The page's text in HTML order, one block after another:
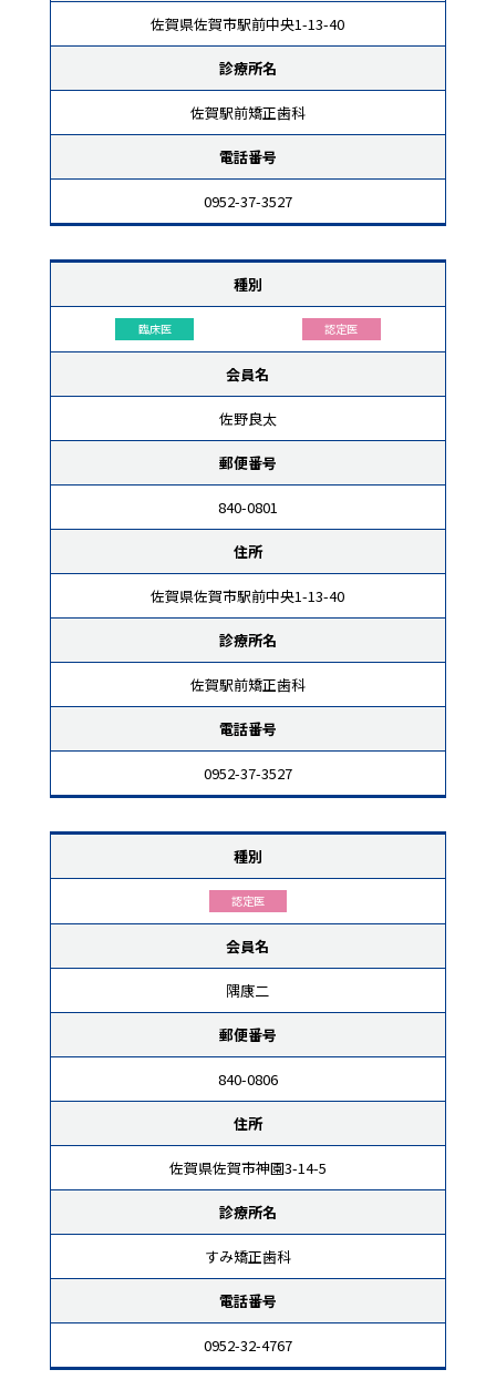
佐賀県佐賀市駅前中央1-13-40
診療所名
佐賀駅前矯正歯科
電話番号
0952-37-3527
種別
臨床医 認定医
会員名
佐野良太
郵便番号
840-0801
住所
佐賀県佐賀市駅前中央1-13-40
診療所名
佐賀駅前矯正歯科
電話番号
0952-37-3527
種別
認定医
会員名
隅康二
郵便番号
840-0806
住所
佐賀県佐賀市神園3-14-5
診療所名
すみ矯正歯科
電話番号
0952-32-4767